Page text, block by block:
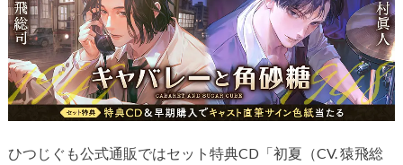
ひつじぐも公式通販ではセット特典CD「初夏（CV. 猿飛総